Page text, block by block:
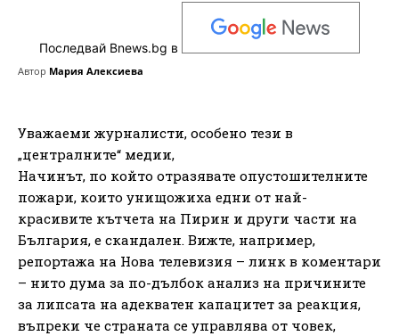
Последвай Bnews.bg в
Автор Мария Алексиева
Уважаеми журналисти, особено тези в
„централните“ медии,
Начинът, по който отразявате опустошителните
пожари, които унищожиха едни от най-
красивите кътчета на Пирин и други части на
България, е скандален. Вижте, например,
репортажа на Нова телевизия – линк в коментари
– нито дума за по-дълбок анализ на причините
за липсата на адекватен капацитет за реакция,
въпреки че страната се управлява от човек,